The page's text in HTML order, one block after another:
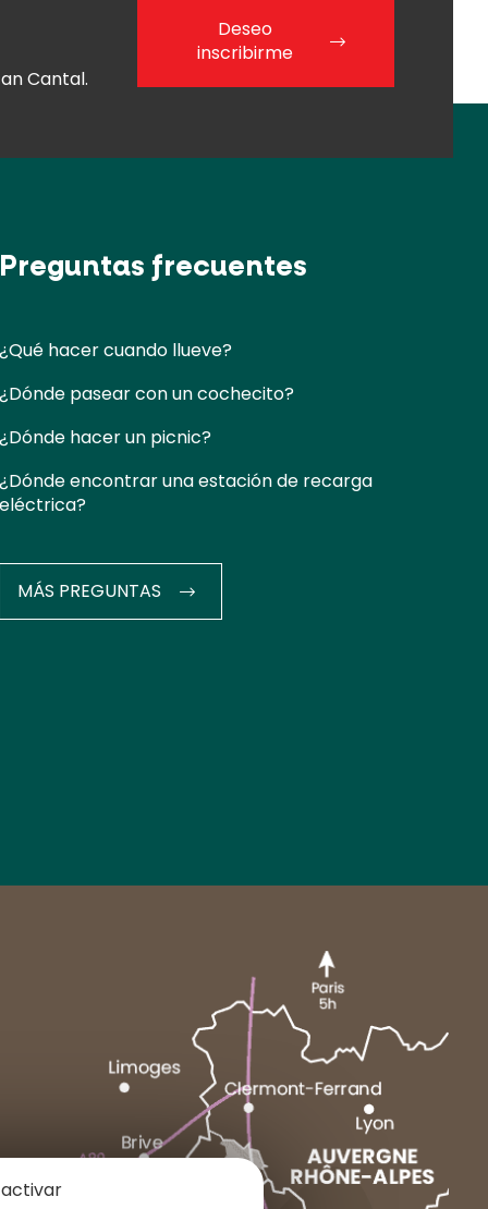
Cantal.
Deseo
inscribirme
Preguntas frecuentes
¿Qué hacer cuando llueve?
¿Dónde pasear con un cochecito?
¿Dónde hacer un picnic?
¿Dónde encontrar una estación de recarga
eléctrica?
MÁS PREGUNTAS
NEUSSARGUES